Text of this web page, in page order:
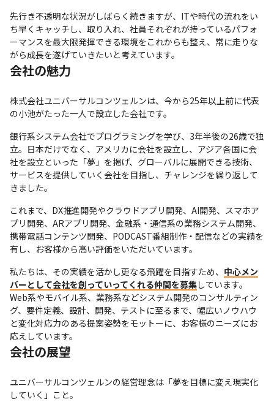
先行き不透明な状況がしばらく続きますが、ITや時代の流れをい
ち早くキャッチし、取り入れ、社員それぞれが持っているパフォ
ーマンスを最大限発揮できる環境をこれからも整え、常に走りな
がら成長を遂げていきたいと考えています。
会社の魅力
株式会社ユニバーサルコンツェルンは、今から25年以上前に代表
の小池がたった一人で設立した会社です。
銀行系システム会社でプログラミングを学び、3年半後の26歳で独
立。日本だけでなく、アメリカに会社を設立し、アジア各国に会
社を設立といった「夢」を掲げ、グローバルに展開できる技術、
サービスを提供していく会社を目指し、チャレンジを繰り返して
きました。
これまで、DX推進開発やクラウドアプリ開発、AI開発、スマホア
プリ開発、ARアプリ開発、金融系・通信系の業務システム開発、
携帯電話コンテンツ開発、PODCAST番組制作・配信などの実績を
有し、お客様から高い評価をいただいています。
私たちは、その実績を活かし更なる飛躍を目指すため、 中心メン
バーとして会社を創っていってくれる仲間を募集しています。
Web系やモバイル系、業務系などシステム開発のコンサルティン
グ、要件定義、設計、開発、テストに至るまで、幅広いノウハウ
と変化対応力のある提案姿勢をモットーに、お客様のニーズにお
応えしています。
会社の展望
ユニバーサルコンツェルンの経営理念は「夢を目標に変え現実化
していく」こと。